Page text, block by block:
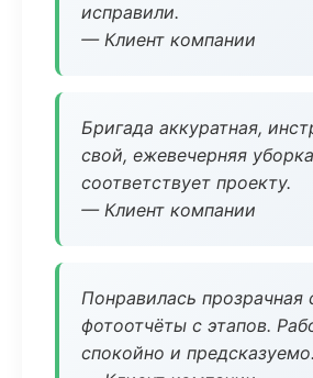
исправили.
— Клиент компании
Бригада аккуратная,
свой, ежевечерняя
соответствует проекту.
— Клиент компании
Понравилась прозрачная
фотоотчёты с этапов.
спокойно и предсказуемо.